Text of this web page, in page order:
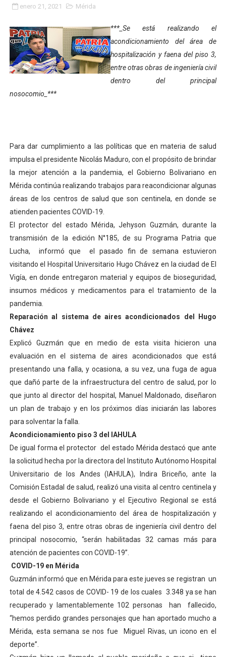
Arranca en Rivas Dávila el Plan de Renovación de
Alcalde Nelson Álvarez llevó jornada recreativa a la
CorpoMérida continúa con ciclos de formación
Fundacite culmina primera etapa de su Plan Vacacional
Plan Vacacional Comunitario “Ríe 2026” recorre las
Alcaldía del Municipio Libertador realizó una jornada
Fundacite Mérida dicta taller gratuito de electrónica
INN-Mérida celebró el Lacto grado para promover el
Impulsan plan estratégico de seguridad ciudadana
Jornada social benefició a 250 familias en Los
enero 21, 2021 Mérida
***_Se está realizando el
acondicionamiento del área de
hospitalización y faena del piso 3,
entre otras obras de ingeniería civil
dentro del principal
nosocomio_***
Para dar cumplimiento a las políticas que en materia de salud
impulsa el presidente Nicolás Maduro, con el propósito de brindar
la mejor atención a la pandemia, el Gobierno Bolivariano en
Mérida continúa realizando trabajos para reacondicionar algunas
áreas de los centros de salud que son centinela, en donde se
atienden pacientes COVID-19.
El protector del estado Mérida, Jehyson Guzmán, durante la
transmisión de la edición N°185, de su Programa Patria que
Lucha, informó que el pasado fin de semana estuvieron
visitando el Hospital Universitario Hugo Chávez en la ciudad de El
Vigía, en donde entregaron material y equipos de bioseguridad,
insumos médicos y medicamentos para el tratamiento de la
pandemia.
Reparación al sistema de aires acondicionados del Hugo
Chávez
Explicó Guzmán que en medio de esta visita hicieron una
evaluación en el sistema de aires acondicionados que está
presentando una falla, y ocasiona, a su vez, una fuga de agua
que dañó parte de la infraestructura del centro de salud, por lo
que junto al director del hospital, Manuel Maldonado, diseñaron
un plan de trabajo y en los próximos días iniciarán las labores
para solventar la falla.
Acondicionamiento piso 3 del IAHULA
De igual forma el protector del estado Mérida destacó que ante
la solicitud hecha por la directora del Instituto Autónomo Hospital
Universitario de los Andes (IAHULA), Indira Briceño, ante la
Comisión Estadal de salud, realizó una visita al centro centinela y
desde el Gobierno Bolivariano y el Ejecutivo Regional se está
realizando el acondicionamiento del área de hospitalización y
faena del piso 3, entre otras obras de ingeniería civil dentro del
principal nosocomio, “serán habilitadas 32 camas más para
atención de pacientes con COVID-19”.
COVID-19 en Mérida
Guzmán informó que en Mérida para este jueves se registran un
total de 4.542 casos de COVID- 19 de los cuales 3.348 ya se han
recuperado y lamentablemente 102 personas han fallecido,
“hemos perdido grandes personajes que han aportado mucho a
Mérida, esta semana se nos fue Miguel Rivas, un icono en el
deporte”.